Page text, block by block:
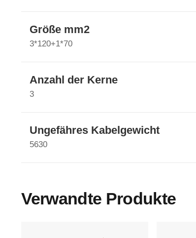
Größe mm2
3*120+1*70
Anzahl der Kerne
3
Ungefähres Kabelgewicht
5630
Verwandte Produkte